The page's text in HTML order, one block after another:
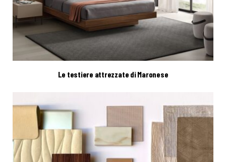
Le testiere attrezzate di Maronese